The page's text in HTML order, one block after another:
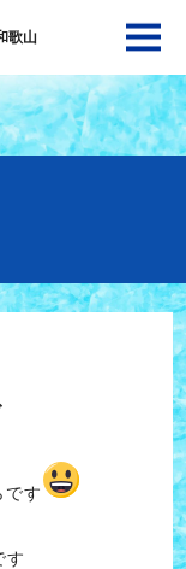
歌山
す
す